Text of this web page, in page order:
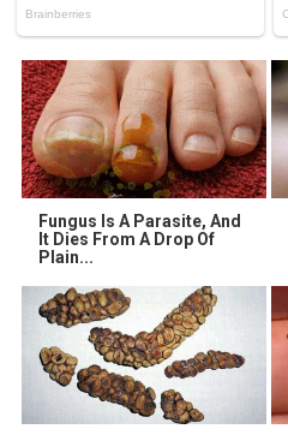
Fungus Is A Parasite, And
It Dies From A Drop Of
Plain...